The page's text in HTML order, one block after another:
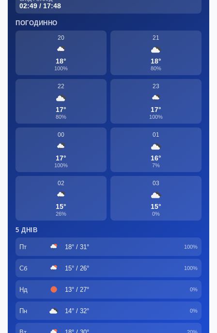
02:49 / 17:48
ПОГОДИННО
20
18°
100%
21
18°
80%
22
17°
80%
23
17°
100%
00
17°
100%
01
16°
7%
02
15°
26%
03
15°
0%
5 ДНІВ
Пт 18° / 31° 100%
Сб 15° / 26° 100%
Нд 13° / 27° 0%
Пн 14° / 32° 0%